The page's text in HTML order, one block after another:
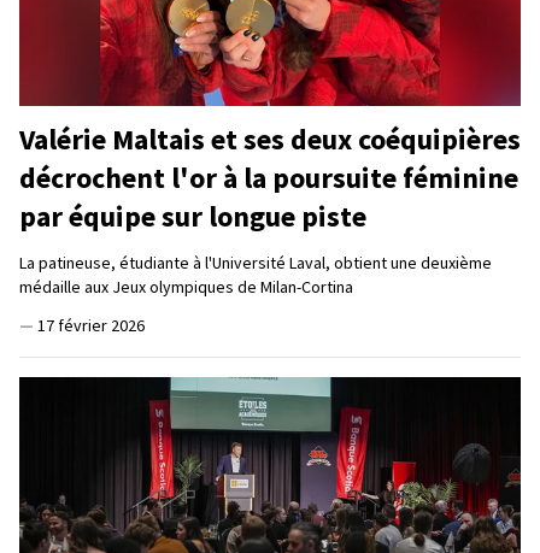
Valérie Maltais et ses deux coéquipières
décrochent l'or à la poursuite féminine
par équipe sur longue piste
La patineuse, étudiante à l'Université Laval, obtient une deuxième
médaille aux Jeux olympiques de Milan-Cortina
— 17 février 2026